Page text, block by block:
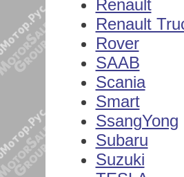
Renault
Renault
Rover
SAAB
Scania
Smart
SsangYong
Subaru
Suzuki